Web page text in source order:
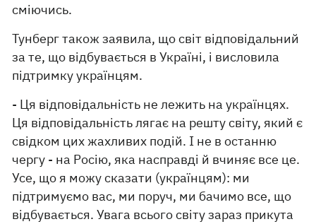
сміючись.
Тунберг також заявила, що світ відповідальний
за те, що відбувається в Україні, і висловила
підтримку українцям.
- Ця відповідальність не лежить на українцях.
Ця відповідальність лягає на решту світу, який є
свідком цих жахливих подій. І не в останню
чергу - на Росію, яка насправді й вчиняє все це.
Усе, що я можу сказати (українцям): ми
підтримуємо вас, ми поруч, ми бачимо все, що
відбувається. Увага всього світу зараз прикута